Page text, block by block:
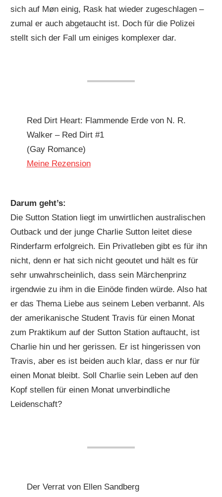
sich auf Møn einig, Rask hat wieder zugeschlagen –
zumal er auch abgetaucht ist. Doch für die Polizei
stellt sich der Fall um einiges komplexer dar.
Red Dirt Heart: Flammende Erde von N. R.
Walker – Red Dirt #1
(Gay Romance)
Meine Rezension
Darum geht’s:
Die Sutton Station liegt im unwirtlichen australischen
Outback und der junge Charlie Sutton leitet diese
Rinderfarm erfolgreich. Ein Privatleben gibt es für ihn
nicht, denn er hat sich nicht geoutet und hält es für
sehr unwahrscheinlich, dass sein Märchenprinz
irgendwie zu ihm in die Einöde finden würde. Also hat
er das Thema Liebe aus seinem Leben verbannt. Als
der amerikanische Student Travis für einen Monat
zum Praktikum auf der Sutton Station auftaucht, ist
Charlie hin und her gerissen. Er ist hingerissen von
Travis, aber es ist beiden auch klar, dass er nur für
einen Monat bleibt. Soll Charlie sein Leben auf den
Kopf stellen für einen Monat unverbindliche
Leidenschaft?
Der Verrat von Ellen Sandberg